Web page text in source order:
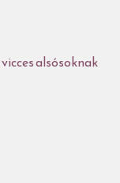
viccesalsósoknak